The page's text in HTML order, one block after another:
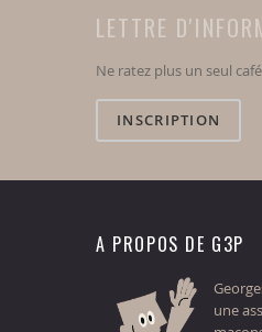
LETTRE
Ne ratez plus un seul
INSCRIPTION
A PROPOS DE G3P
une